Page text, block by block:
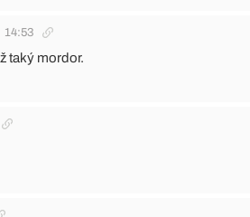
14:53
taký mordor.